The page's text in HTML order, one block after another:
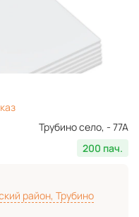
Трубино село, - 77А
200 пач.
район, Трубино